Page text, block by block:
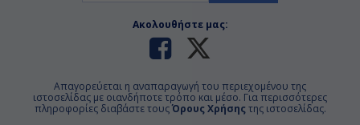
Ακολουθήστε μας:
Απαγορεύεται η αναπαραγωγή του περιεχομένου της
ιστοσελίδας με οιανδήποτε τρόπο και μέσο. Για περισσότερες
πληροφορίες διαβάστε τουςΌρους Χρήσης της ιστοσελίδας.